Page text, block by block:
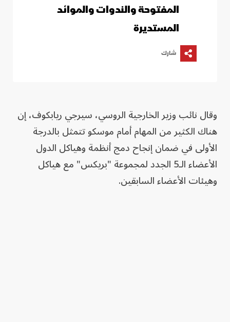
المفتوحة والندوات والموائد
المستديرة
شارك
وقال نائب وزير الخارجية الروسي، سيرجي ريابكوف، إن
هناك الكثير من المهام أمام موسكو تتمثل بالدرجة
الأولى في ضمان إنجاح دمج أنظمة وهياكل الدول
الأعضاء الـ5 الجدد لمجموعة "بريكس" مع هياكل
وهيئات الأعضاء السابقين.